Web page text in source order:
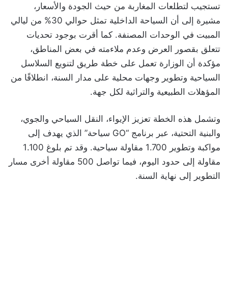
تستجيب لتطلعات المغاربة من حيث الجودة والأسعار،
مشيرة إلى أن السياحة الداخلية تمثل حوالي 30% من ليالي
المبيت في الوحدات المصنفة. كما أقرت بوجود تحديات
تتعلق بقصور العرض وعدم ملاءمته في بعض المناطق،
مؤكدة أن الوزارة تعمل على خطة طريق لتنويع السلاسل
السياحية وتطوير وجهات محلية على مدار السنة، انطلاقًا من
المؤهلات الطبيعية والتراثية لكل جهة.
وتشمل هذه الخطة تعزيز الإيواء، النقل السياحي والجوي،
والبنية التحتية، عبر برنامج “GO سياحة” الذي يهدف إلى
مواكبة وتطوير 1.700 مقاولة سياحية. وقد تم بلوغ 1.100
مقاولة إلى حدود اليوم، فيما تواصل 500 مقاولة أخرى مسار
التطوير إلى نهاية السنة.